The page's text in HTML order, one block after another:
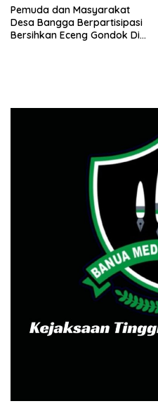
Pemuda dan Masyarakat
Desa Bangga Berpartisipasi
Bersihkan Eceng Gondok Di